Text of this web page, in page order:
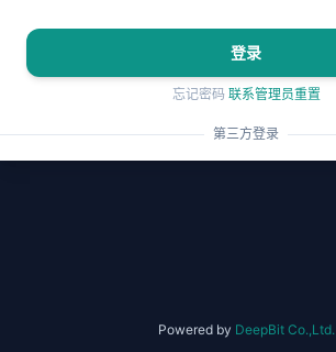
登录
忘记密码 联系管理员重置
第三方登录
Powered by DeepBit Co.,Ltd.